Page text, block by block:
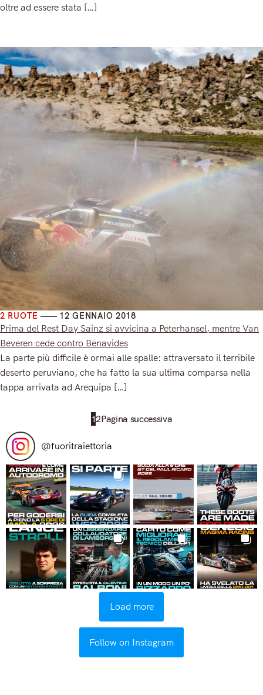
oltre ad essere stata […]
2 RUOTE 12 GENNAIO 2018
Prima del Rest Day Sainz si avvicina a Peterhansel, mentre Van
Beveren cede contro Benavides
La parte più difficile è ormai alle spalle: attraversato il terribile
deserto peruviano, che ha fatto la sua ultima comparsa nella
tappa arrivata ad Arequipa […]
12Pagina successiva
@fuoritraiettoria
Load more
Follow on Instagram